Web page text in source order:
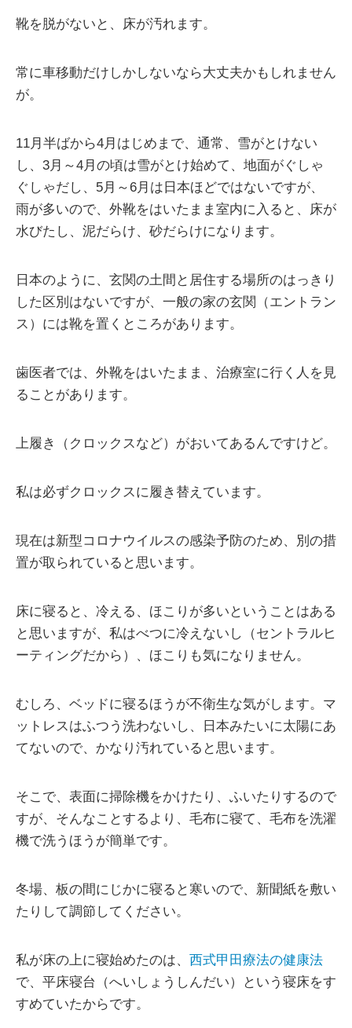
靴を脱がないと、床が汚れます。
常に車移動だけしかしないなら大丈夫かもしれません
が。
11月半ばから4月はじめまで、通常、雪がとけない
し、3月～4月の頃は雪がとけ始めて、地面がぐしゃ
ぐしゃだし、5月～6月は日本ほどではないですが、
雨が多いので、外靴をはいたまま室内に入ると、床が
水びたし、泥だらけ、砂だらけになります。
日本のように、玄関の土間と居住する場所のはっきり
した区別はないですが、一般の家の玄関（エントラン
ス）には靴を置くところがあります。
歯医者では、外靴をはいたまま、治療室に行く人を見
ることがあります。
上履き（クロックスなど）がおいてあるんですけど。
私は必ずクロックスに履き替えています。
現在は新型コロナウイルスの感染予防のため、別の措
置が取られていると思います。
床に寝ると、冷える、ほこりが多いということはある
と思いますが、私はべつに冷えないし（セントラルヒ
ーティングだから）、ほこりも気になりません。
むしろ、ベッドに寝るほうが不衛生な気がします。マ
ットレスはふつう洗わないし、日本みたいに太陽にあ
てないので、かなり汚れていると思います。
そこで、表面に掃除機をかけたり、ふいたりするので
すが、そんなことするより、毛布に寝て、毛布を洗濯
機で洗うほうが簡単です。
冬場、板の間にじかに寝ると寒いので、新聞紙を敷い
たりして調節してください。
私が床の上に寝始めたのは、 西式甲田療法の健康法
で、平床寝台（へいしょうしんだい）という寝床をす
すめていたからです。